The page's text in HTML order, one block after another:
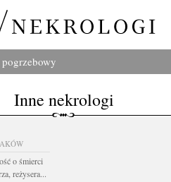
Inne nekrologi
o śmierci
reżysera...